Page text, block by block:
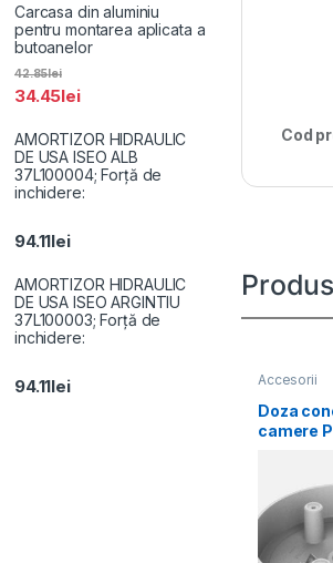
Cod
Accesorii
Doza
camere
Carcasa din aluminiu
pentru montarea aplicata a
butoanelor
34.45lei
42.85lei
AMORTIZOR HIDRAULIC
DE USA ISEO ALB
37L100004; Forță de
inchidere:
94.11lei
AMORTIZOR HIDRAULIC
DE USA ISEO ARGINTIU
37L100003; Forță de
inchidere:
94.11lei